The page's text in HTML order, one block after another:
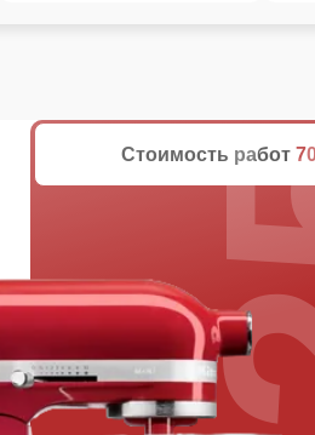
Стоимость работ